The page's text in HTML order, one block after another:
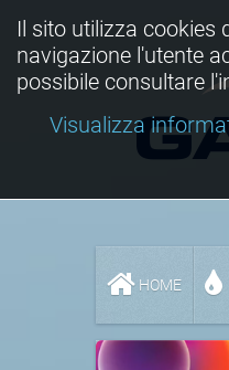
HOME
Il sito utilizza cookies
navigazione l'utente
possibile consultare
Visualizza